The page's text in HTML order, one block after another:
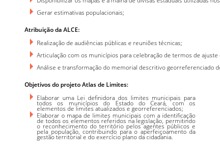
Gerar estimativas populacionais;
Atribuição da ALCE:
Realização de audiências públicas e reuniões técnicas;
Articulação com os municípios para celebração de termos de
Análise e transformação do memorial descritivo georreferenciado
Objetivos do projeto Atlas de Limites:
Elaborar uma Lei definidora dos limites municipais para
todos os municípios do Estado do Ceará, com os
elementos de limites atualizados e georreferenciados;
Elaborar o mapa de limites municipais com a identificação
de todos os elementos referidos na legislação, permitindo
o reconhecimento do território pelos agentes públicos e
pela população, contribuindo para o aperfeiçoamento da
gestão territorial e do exercício plano da cidadania.